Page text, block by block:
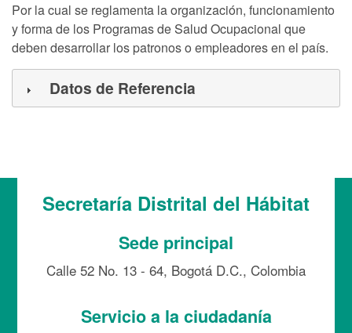
Por la cual se reglamenta la organización, funcionamiento
y forma de los Programas de Salud Ocupacional que
deben desarrollar los patronos o empleadores en el país.
Datos de Referencia
Secretaría Distrital del Hábitat
Sede principal
Calle 52 No. 13 - 64, Bogotá D.C., Colombia
Servicio a la ciudadanía